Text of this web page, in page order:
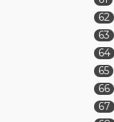
62
63
64
65
66
67